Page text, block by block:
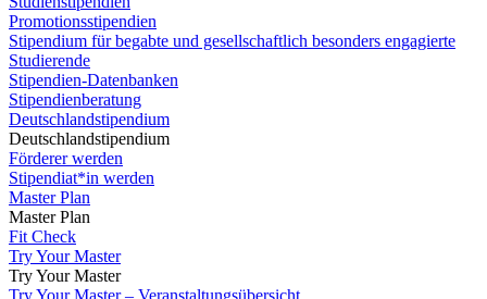
Promotionsstipendien
Stipendium für begabte und gesellschaftlich besonders engagierte
Studierende
Stipendien-Datenbanken
Stipendienberatung
Deutschlandstipendium
Deutschlandstipendium
Förderer werden
Stipendiat*in werden
Master Plan
Master Plan
Fit Check
Try Your Master
Try Your Master
Try Your Master – Veranstaltungsübersicht